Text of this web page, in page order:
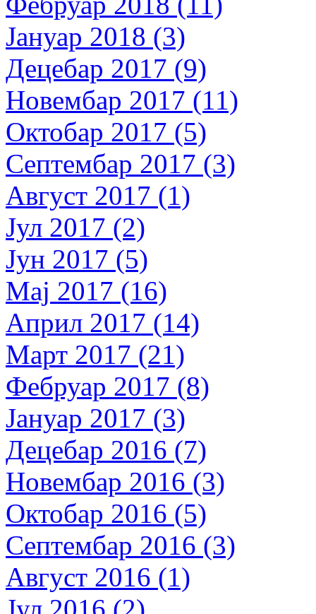
Јануар 2018 (3)
Децебар 2017 (9)
Новембар 2017 (11)
Октобар 2017 (5)
Септембар 2017 (3)
Август 2017 (1)
Јул 2017 (2)
Јун 2017 (5)
Мај 2017 (16)
Април 2017 (14)
Март 2017 (21)
Фебруар 2017 (8)
Јануар 2017 (3)
Децебар 2016 (7)
Новембар 2016 (3)
Октобар 2016 (5)
Септембар 2016 (3)
Август 2016 (1)